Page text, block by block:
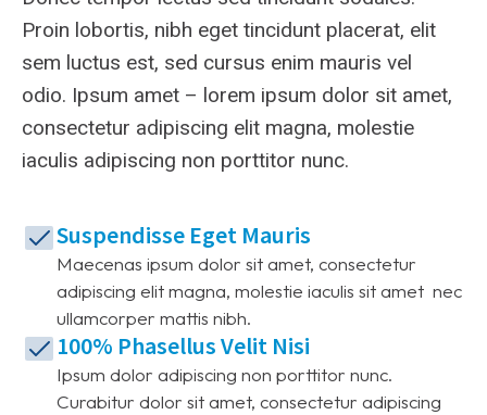
Proin lobortis, nibh eget tincidunt placerat, elit
sem luctus est, sed cursus enim mauris vel
odio. Ipsum amet – lorem ipsum dolor sit amet,
consectetur adipiscing elit magna, molestie
iaculis adipiscing non porttitor nunc.
Suspendisse Eget Mauris
Maecenas ipsum dolor sit amet, consectetur
adipiscing elit magna, molestie iaculis sit amet nec
ullamcorper mattis nibh.
100% Phasellus Velit Nisi
Ipsum dolor adipiscing non porttitor nunc.
Curabitur dolor sit amet, consectetur adipiscing